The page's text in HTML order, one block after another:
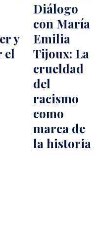
y
el
Diálogo
con María
Emilia
Tijoux: La
crueldad
del
racismo
como
marca de
la historia